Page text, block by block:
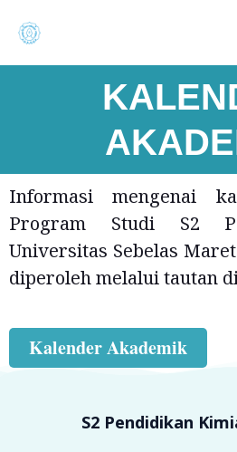
Informasi mengenai
Program Studi S2
Universitas Sebelas
diperoleh melalui tautan
Kalender Akademik
S2 Pendidikan